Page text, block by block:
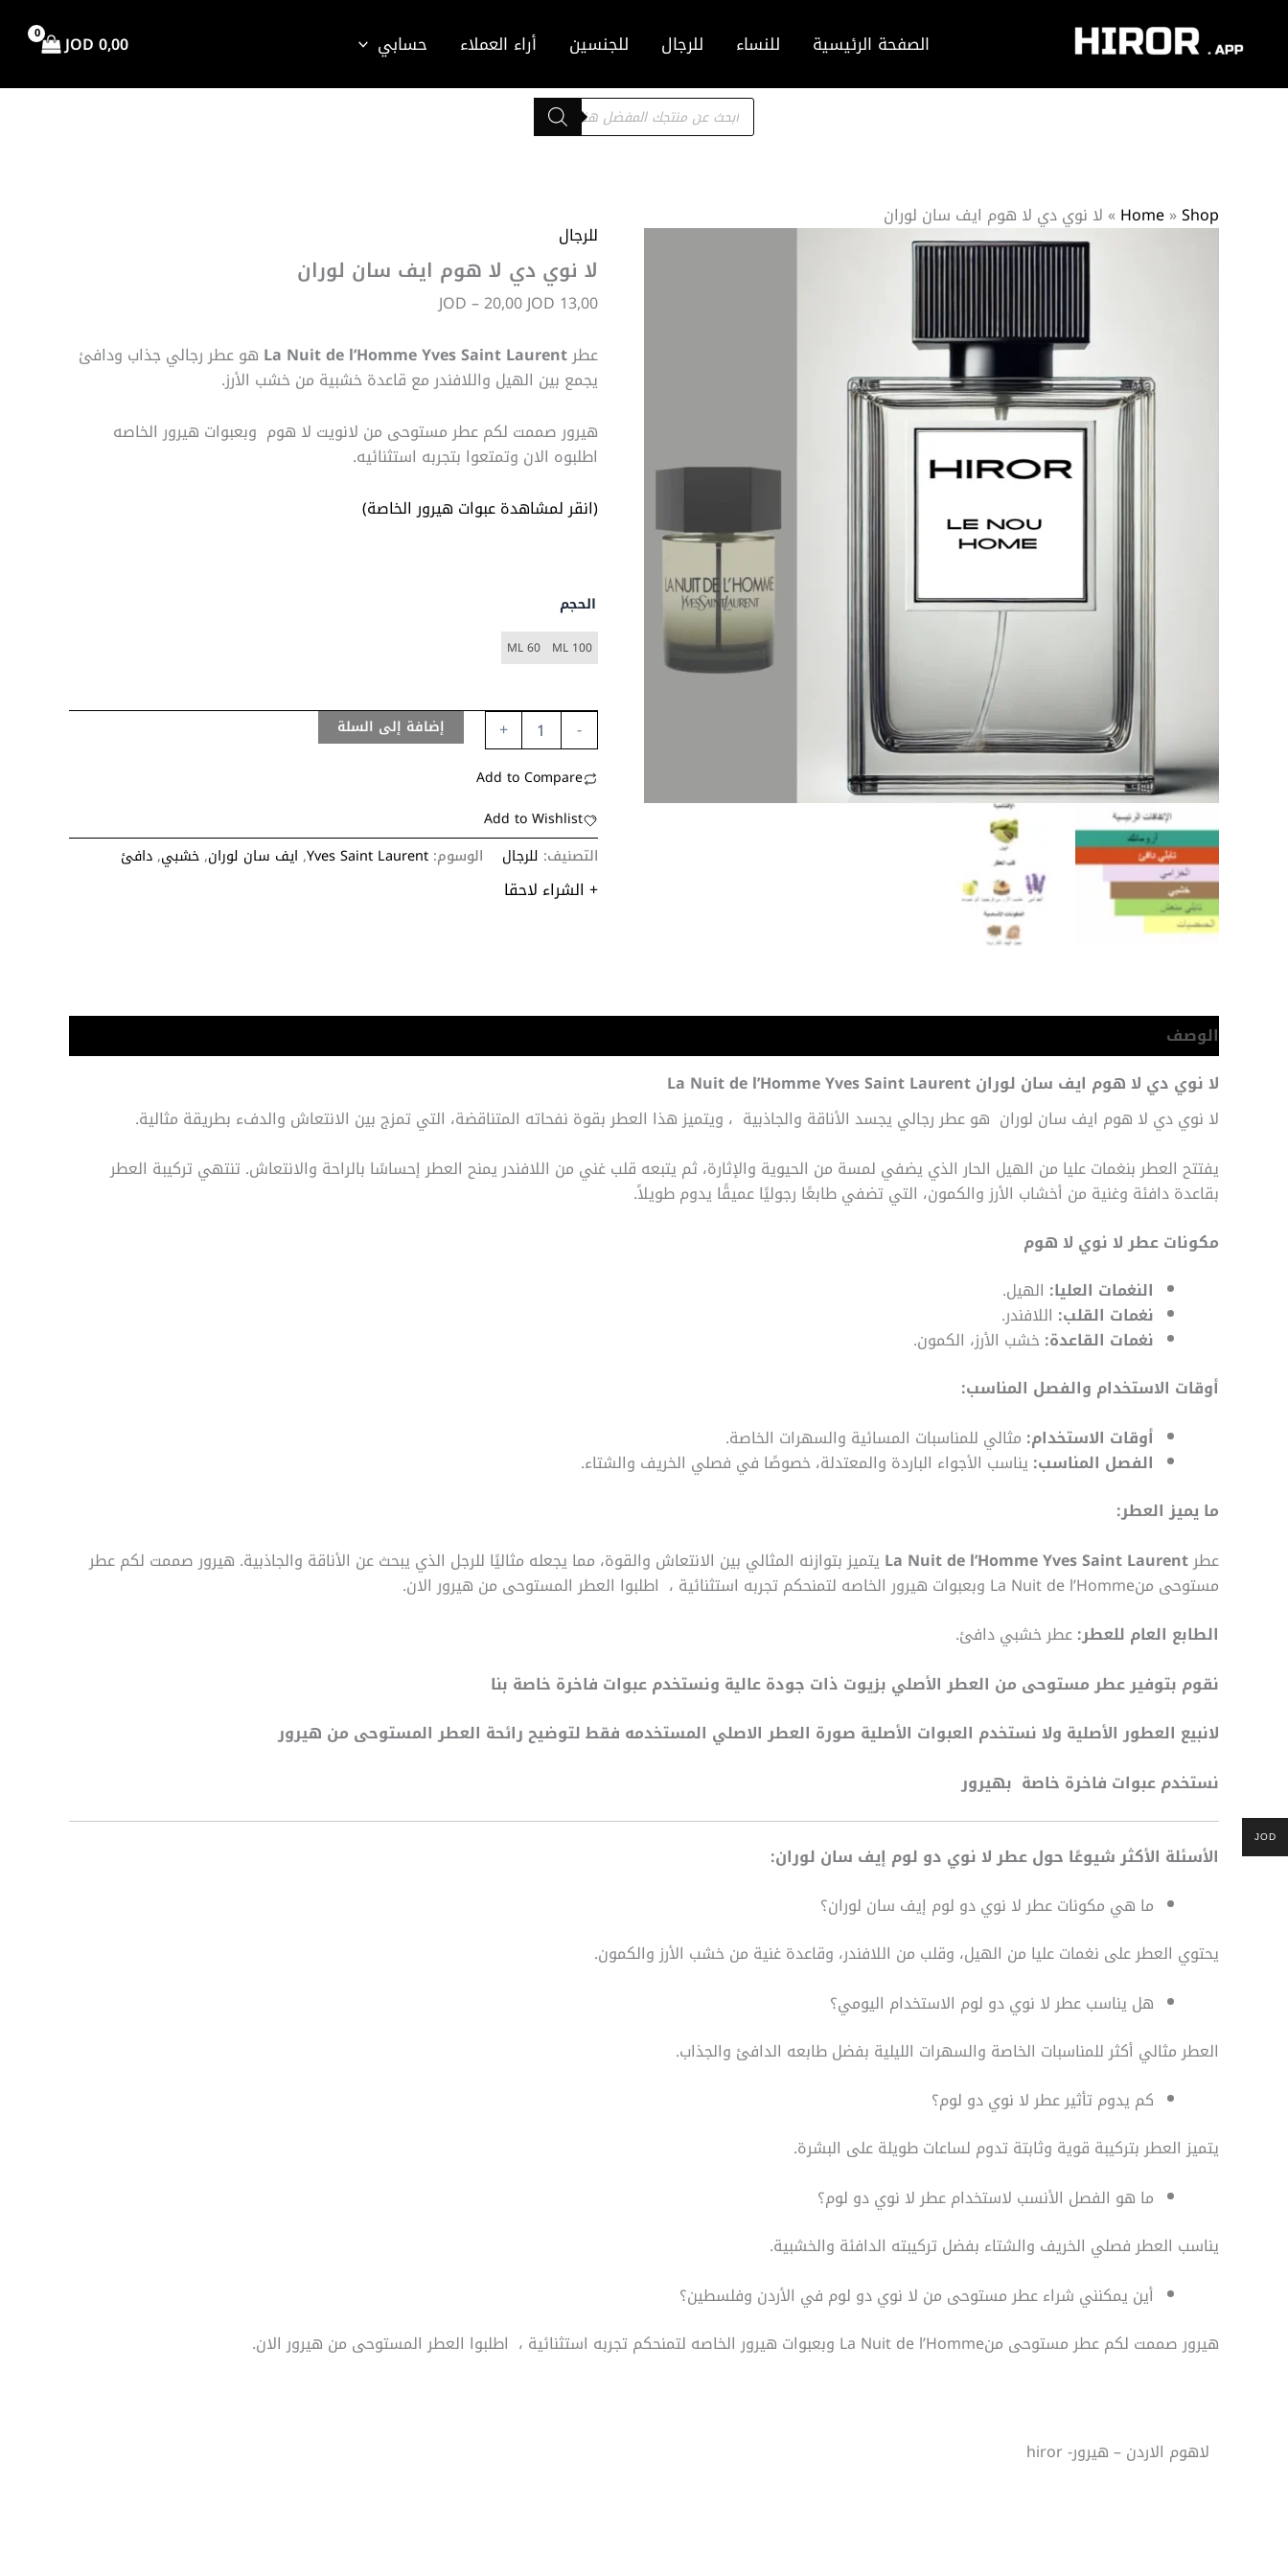
المحتوى
الصفحة الرئيسية للنساء للرجال للجنسين أراء العملاء حسابي 0,00
JOD
Products
search
Home»Shop
» لا نوي دي لا هوم ايف سان لوران
للرجال
لا نوي دي لا هوم ايف سان لوران
13,00
JOD–20,00JOD
السعر:
من
عطرLa Nuit de l’Homme Yves Saint Laurent هو عطر رجالي جذاب ودافئ
يجمع بين الهيل واللافندر مع قاعدة خشبية من خشب الأرز.
هيرور صممت لكم عطر مستوحى من لانويت لا هوم وبعبوات هيرور الخاصه
اطلبوه الان وتمتعوا بتجربه استثنائيه.
(انقر لمشاهدة عبوات هيرور الخاصة)
الحجم
100 ML
60 ML
-
كمية
+
إضافة إلى السلة
Add to Compare
Add to Wishlist
التصنيف: للرجال الوسوم: Yves Saint Laurent
, ايف سان لوران,خشبي,دافئ
+ الشراء لاحقا
الوصف
لا نوي دي لا هوم ايف سان لوران La Nuit de l’Homme Yves Saint Laurent
لا نوي دي لا هوم ايف سان لوران هو عطر رجالي يجسد الأناقة والجاذبية ، ويتميز هذا العطر بقوة نفحاته المتناقضة، التي تمزج بين الانتعاش والدفء بطريقة مثالية.
يفتتح العطر بنغمات عليا من الهيل الحار الذي يضفي لمسة من الحيوية والإثارة، ثم يتبعه قلب غني من اللافندر يمنح العطر إحساسًا بالراحة والانتعاش. تنتهي تركيبة العطر
بقاعدة دافئة وغنية من أخشاب الأرز والكمون، التي تضفي طابعًا رجوليًا عميقًا يدوم طويلاً.
مكونات عطر لا نوي لا هوم
النغمات العليا: الهيل.
نغمات القلب: اللافندر.
نغمات القاعدة:خشب الأرز، الكمون.
أوقات الاستخدام والفصل المناسب:
أوقات الاستخدام: مثالي للمناسبات المسائية والسهرات الخاصة.
الفصل المناسب: يناسب الأجواء الباردة والمعتدلة، خصوصًا في فصلي الخريف والشتاء.
ما يميز العطر:
عطرLa Nuit de l’Homme Yves Saint Laurent يتميز بتوازنه المثالي بين الانتعاش والقوة، مما يجعله مثاليًا للرجل الذي يبحث عن الأناقة والجاذبية. هيرور صممت لكم عطر
مستوحى منLa Nuit de l’Homme وبعبوات هيرور الخاصه لتمنحكم تجربه استثنائية ، اطلبوا العطر المستوحى من هيرور الان.
الطابع العام للعطر:عطر خشبي دافئ.
نقوم بتوفير عطر مستوحى من العطر الأصلي بزيوت ذات جودة عالية ونستخدم عبوات فاخرة خاصة بنا
لانبيع العطور الأصلية ولا نستخدم العبوات الأصلية صورة العطر الاصلي المستخدمه فقط لتوضيح رائحة العطر المستوحى من هيرور
نستخدم عبوات فاخرة خاصة بهيرور
الأسئلة الأكثر شيوعًا حول عطر لا نوي دو لوم إيف سان لوران:
ما هي مكونات عطر لا نوي دو لوم إيف سان لوران؟
يحتوي العطر على نغمات عليا من الهيل، وقلب من اللافندر، وقاعدة غنية من خشب الأرز والكمون.
هل يناسب عطر لا نوي دو لوم الاستخدام اليومي؟
العطر مثالي أكثر للمناسبات الخاصة والسهرات الليلية بفضل طابعه الدافئ والجذاب.
كم يدوم تأثير عطر لا نوي دو لوم؟
يتميز العطر بتركيبة قوية وثابتة تدوم لساعات طويلة على البشرة.
ما هو الفصل الأنسب لاستخدام عطر لا نوي دو لوم؟
يناسب العطر فصلي الخريف والشتاء بفضل تركيبته الدافئة والخشبية.
أين يمكنني شراء عطر مستوحى من لا نوي دو لوم في الأردن وفلسطين؟
هيرور صممت لكم عطر مستوحى منLa Nuit de l’Homme وبعبوات هيرور الخاصه لتمنحكم تجربه استثنائية ، اطلبوا العطر المستوحى من هيرور الان.
لاهوم الاردن – هيرور- hiror
JOD